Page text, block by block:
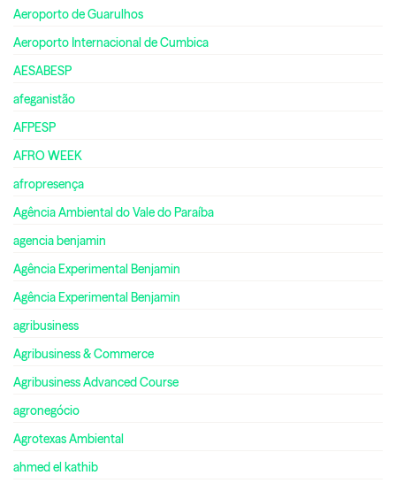
Aeroporto de Guarulhos
Aeroporto Internacional de Cumbica
AESABESP
afeganistão
AFPESP
AFRO WEEK
afropresença
Agência Ambiental do Vale do Paraíba
agencia benjamin
Agência Experimental Benjamin
Agência Experimental Benjamin
agribusiness
Agribusiness & Commerce
Agribusiness Advanced Course
agronegócio
Agrotexas Ambiental
ahmed el kathib